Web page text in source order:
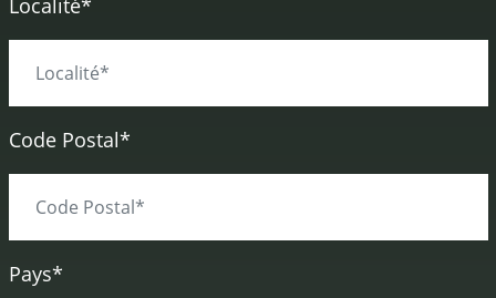
Localité*
Code Postal*
Pays*